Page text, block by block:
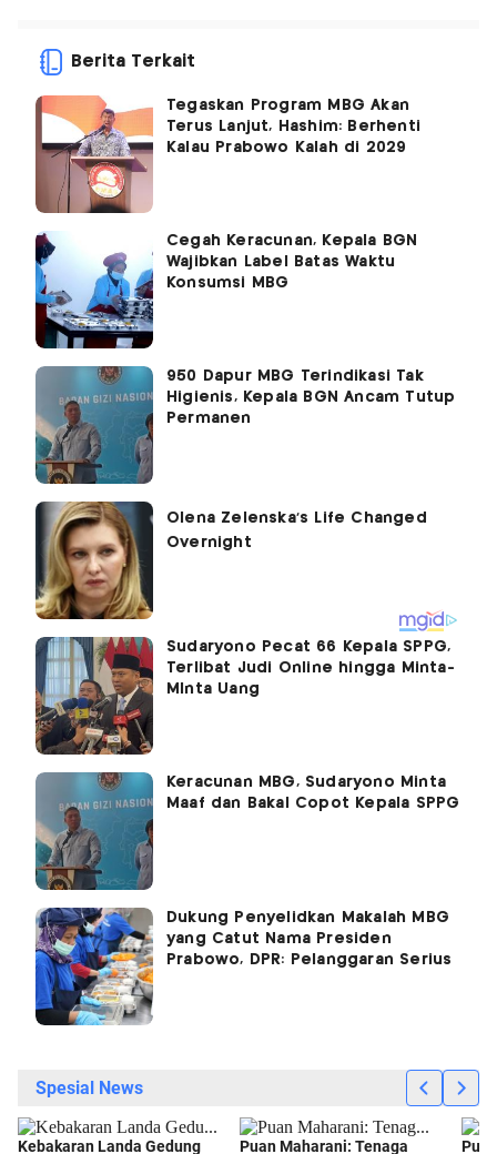
Berita Terkait
Tegaskan Program MBG Akan
Terus Lanjut, Hashim: Berhenti
Kalau Prabowo Kalah di 2029
Cegah Keracunan, Kepala BGN
Wajibkan Label Batas Waktu
Konsumsi MBG
950 Dapur MBG Terindikasi Tak
Higienis, Kepala BGN Ancam Tutup
Permanen
Sudaryono Pecat 66 Kepala SPPG,
Terlibat Judi Online hingga Minta-
MInta Uang
Keracunan MBG, Sudaryono Minta
Maaf dan Bakal Copot Kepala SPPG
Dukung Penyelidkan Makalah MBG
yang Catut Nama Presiden
Prabowo, DPR: Pelanggaran Serius